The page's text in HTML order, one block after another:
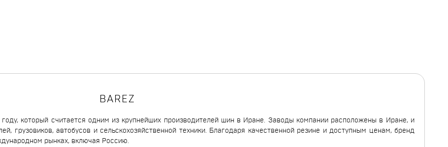
BAREZ
который считается одним из крупнейших производителей шин в Иране. Заводы компании расположены в Иране, и
грузовиков, автобусов и сельскохозяйственной техники. Благодаря качественной резине и доступным ценам, бренд
рынках, включая Россию.